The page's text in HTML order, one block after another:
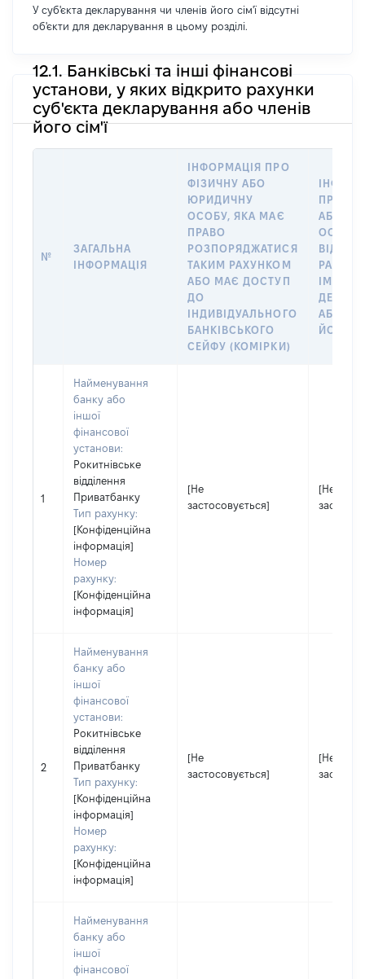
У суб'єкта декларування чи членів його сім'ї відсутні
об'єкти для декларування в цьому розділі.
12.1. Банківські та інші фінансові
установи, у яких відкрито рахунки
суб'єкта декларування або членів
його сім'ї
№
ЗАГАЛЬНА
ІНФОРМАЦІЯ
ІНФОРМАЦІЯ ПРО
ФІЗИЧНУ АБО
ЮРИДИЧНУ
ОСОБУ, ЯКА МАЄ
ПРАВО
РОЗПОРЯДЖАТИСЯ
ТАКИМ РАХУНКОМ
АБО МАЄ ДОСТУП
ДО
ІНДИВІДУАЛЬНОГО
БАНКІВСЬКОГО
СЕЙФУ (КОМІРКИ)
ПРО
АБО
ОСОБУ,
ІМ’Я
АБО
ЙОГО
1
Найменування
банку або
іншої
фінансової
установи:
Рокитнівське
відділення
Приватбанку
Тип рахунку:
[Конфіденційна
інформація]
Номер
рахунку:
[Конфіденційна
інформація]
[Не
застосовується]
[Не
2
Найменування
банку або
іншої
фінансової
установи:
Рокитнівське
відділення
Приватбанку
Тип рахунку:
[Конфіденційна
інформація]
Номер
рахунку:
[Конфіденційна
інформація]
[Не
застосовується]
[Не
Найменування
банку або
іншої
фінансової